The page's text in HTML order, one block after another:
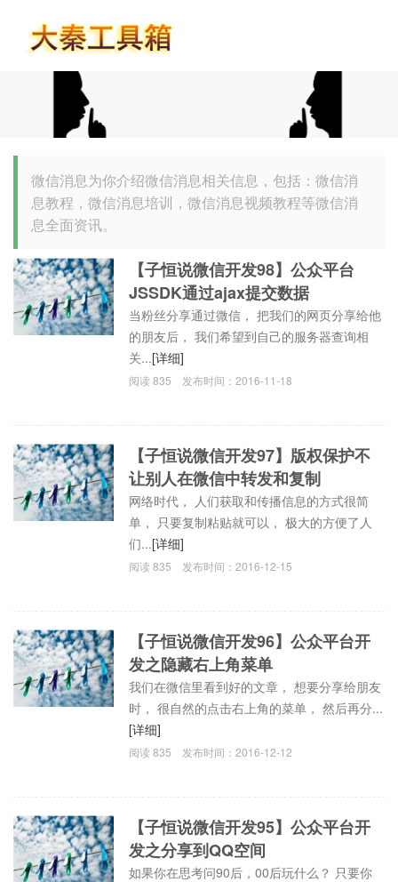
微信消息为你介绍微信消息相关信息，包括：微信消
息教程，微信消息培训，微信消息视频教程等微信消
息全面资讯。
【子恒说微信开发98】公众平台
JSSDK通过ajax提交数据
当粉丝分享通过微信， 把我们的网页分享给他
的朋友后， 我们希望到自己的服务器查询相
关...[详细]
阅读835 发布时间：2016-11-18
【子恒说微信开发97】版权保护不
让别人在微信中转发和复制
网络时代， 人们获取和传播信息的方式很简
单， 只要复制粘贴就可以， 极大的方便了人
们...[详细]
阅读835 发布时间：2016-12-15
【子恒说微信开发96】公众平台开
发之隐藏右上角菜单
我们在微信里看到好的文章， 想要分享给朋友
时， 很自然的点击右上角的菜单， 然后再分...
[详细]
阅读835 发布时间：2016-12-12
【子恒说微信开发95】公众平台开
发之分享到QQ空间
如果你在思考问90后，00后玩什么？ 只要你